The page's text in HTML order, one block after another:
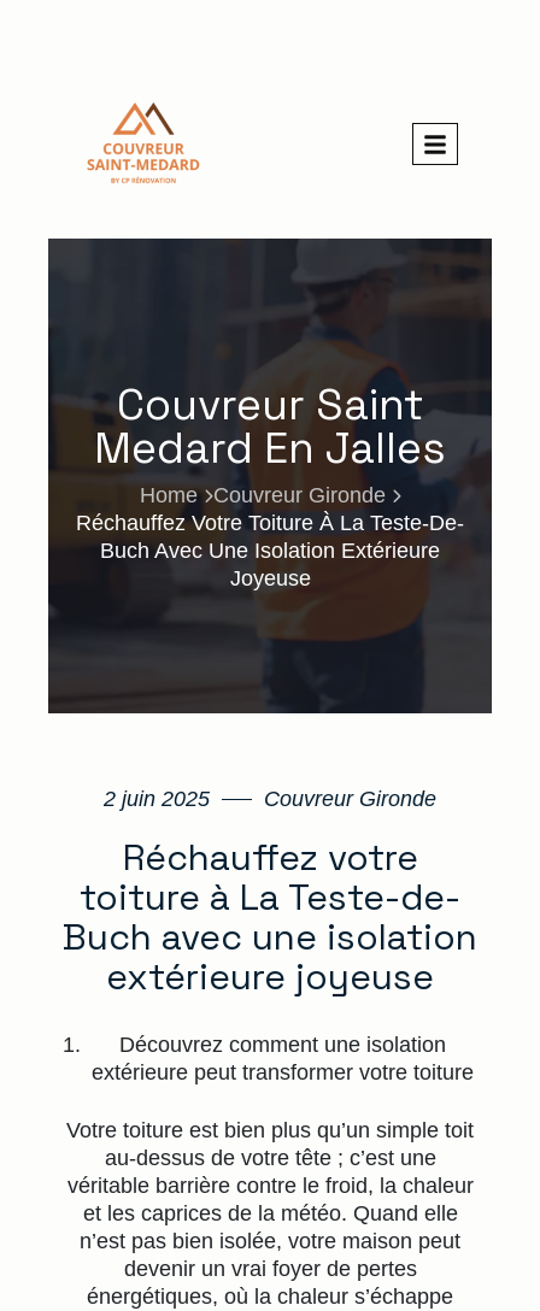
Couvreur Saint
Medard En Jalles
Home
Couvreur Gironde
Réchauffez Votre Toiture À La Teste-De-
Buch Avec Une Isolation Extérieure
Joyeuse
2 juin 2025 Couvreur Gironde
Réchauffez votre
toiture à La Teste-de-
Buch avec une isolation
extérieure joyeuse
Découvrez comment une isolation
extérieure peut transformer votre toiture
Votre toiture est bien plus qu’un simple toit
au-dessus de votre tête ; c’est une
véritable barrière contre le froid, la chaleur
et les caprices de la météo. Quand elle
n’est pas bien isolée, votre maison peut
devenir un vrai foyer de pertes
énergétiques, où la chaleur s’échappe